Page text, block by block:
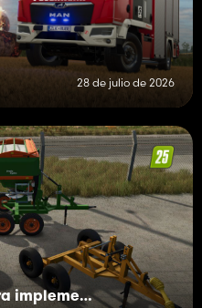
28 de julio de 2026
Adaptador universal para implementos